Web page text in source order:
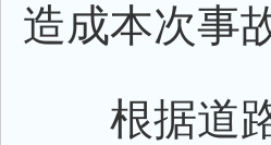
造成本次事
根据道路